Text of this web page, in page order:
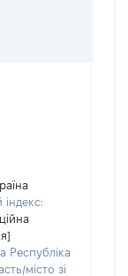
Республіка
місто зі